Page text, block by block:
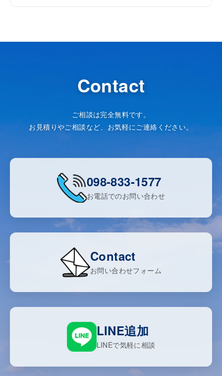
Contact
ご相談は完全無料です。
お見積りやご相談など、お気軽にご連絡ください。
098-833-1577
お電話でのお問い合わせ
Contact
お問い合わせフォーム
LINE追加
LINEで気軽に相談